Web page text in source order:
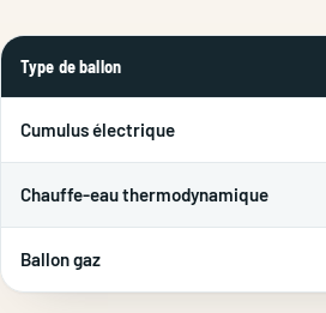
Type de ballon
Cumulus électrique
Chauffe-eau thermodynamique
Ballon gaz